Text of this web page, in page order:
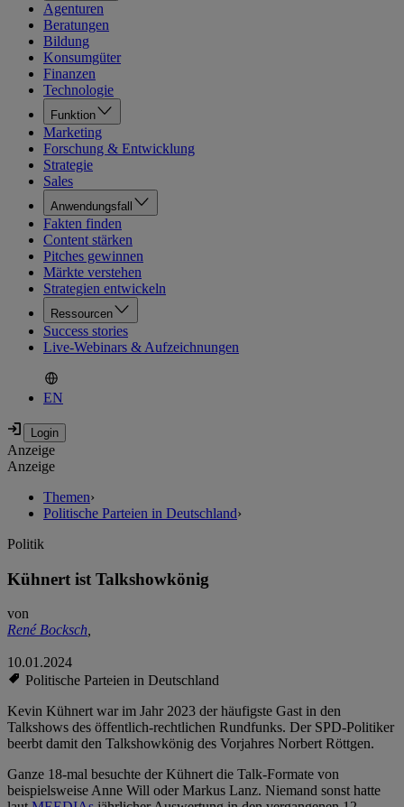
Agenturen
Beratungen
Bildung
Konsumgüter
Finanzen
Technologie
Funktion
Marketing
Forschung & Entwicklung
Strategie
Sales
Anwendungsfall
Fakten finden
Content stärken
Pitches gewinnen
Märkte verstehen
Strategien entwickeln
Ressourcen
Success stories
Live-Webinars & Aufzeichnungen
EN
Anzeige
Anzeige
Themen›
Politische Parteien in Deutschland›
Politik
Kühnert ist Talkshowkönig
von
René Bocksch,
10.01.2024
Politische Parteien in Deutschland
Kevin Kühnert war im Jahr 2023 der häufigste Gast in den
Talkshows des öffentlich-rechtlichen Rundfunks. Der SPD-Politiker
beerbt damit den Talkshowkönig des Vorjahres Norbert Röttgen.
Ganze 18-mal besuchte der Kühnert die Talk-Formate von
beispielsweise Anne Will oder Markus Lanz. Niemand sonst hatte